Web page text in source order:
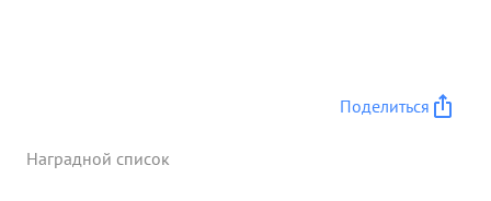
Поделиться
Наградной список